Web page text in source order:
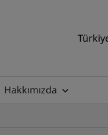
Hakkımızda